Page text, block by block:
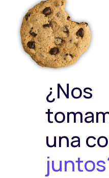
Políticas
Política Privacidad
Política de Cookies
Política de ventas y
devoluciones
Política de Calidad y
Medioambiente
Política de Seguridad de la
Información
Plataformas de pago
¿Nos
una